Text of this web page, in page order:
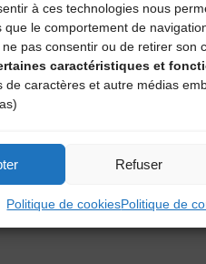
à ces technologies nous
que le comportement de
pas consentir ou de retirer son
caractéristiques et
de caractères et autre médias
Refuser
Politique de cookiesPolitique de
indiqués avec